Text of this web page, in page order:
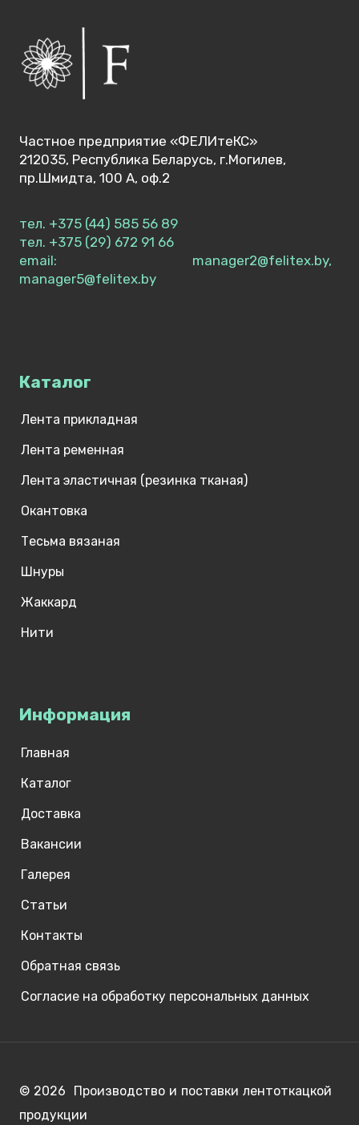
Частное предприятие «ФЕЛИтеКС»
212035, Республика Беларусь, г.Могилев,
пр.Шмидта, 100 А, оф.2
тел. +375 (44) 585 56 89
тел. +375 (29) 672 91 66
email: manager2@felitex.by,
manager5@felitex.by
Каталог
Лента прикладная
Лента ременная
Лента эластичная (резинка тканая)
Окантовка
Тесьма вязаная
Шнуры
Жаккард
Нити
Информация
Главная
Каталог
Доставка
Вакансии
Галерея
Статьи
Контакты
Обратная связь
Согласие на обработку персональных данных
© 2026 Производство и поставки лентоткацкой
продукции